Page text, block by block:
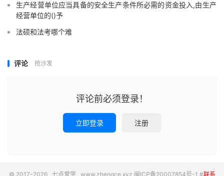
生产经营单位应当具备的安全生产条件所必需的资金投入,由生产
经营单位的()予
法硕和法考哪个难
评论 抢沙发
评论前必须登录！
立即登录 注册
© 2017-2026 七点爱学www.zhengce.xyz 闽ICP备20007854号-1 #联系